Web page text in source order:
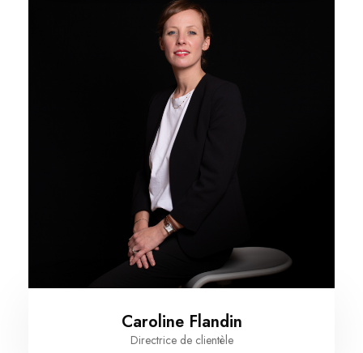
Caroline Flandin
Directrice de clientèle